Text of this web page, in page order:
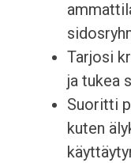
Tarjosi
ja tukea
Suoritti
kuten